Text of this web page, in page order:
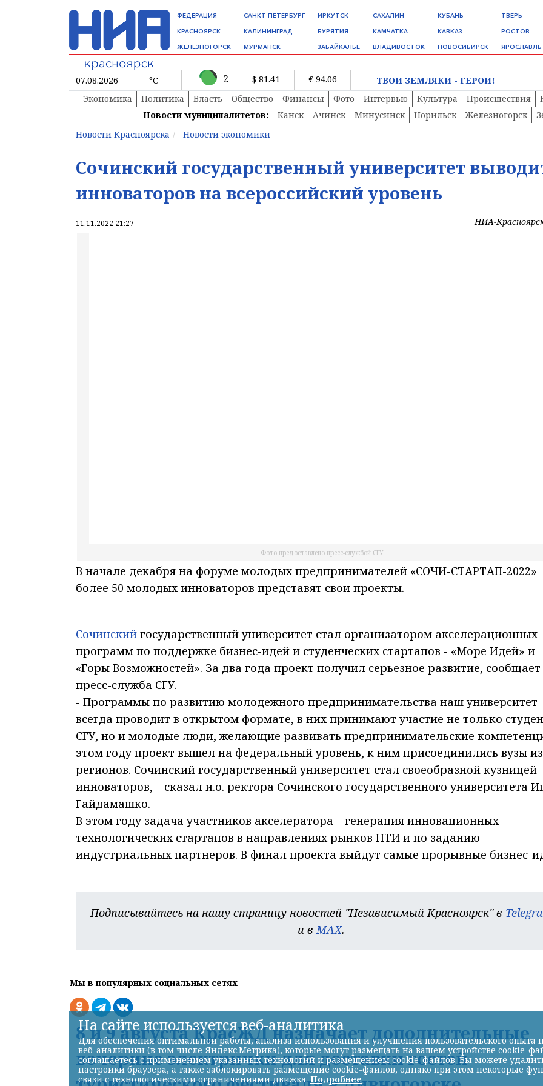
ФЕДЕРАЦИЯ
КРАСНОЯРСК
ЖЕЛЕЗНОГОРСК
САНКТ-ПЕТЕРБУРГ
КАЛИНИНГРАД
МУРМАНСК
ИРКУТСК
БУРЯТИЯ
ЗАБАЙКАЛЬЕ
САХАЛИН
КАМЧАТКА
ВЛАДИВОСТОК
КУБАНЬ
КАВКАЗ
НОВОСИБИРСК
ТВЕРЬ
РОСТОВ
ЯРОСЛАВЛЬ
07.08.2026 °C 2 $ 81.41 € 94.06
ТВОИ ЗЕМЛЯКИ - ГЕРОИ!
Экономика
Политика Власть Общество Финансы Фото Интервью Культура Происшествия
Новости муниципалитетов:
Канск Ачинск Минусинск Норильск Железногорск
Новости Красноярска
Новости экономики
Сочинский государственный университет
инноваторов на всероссийский уровень
11.11.2022 21:27 НИА-
Фото предоставлено пресс-службой СГУ
В начале декабря на форуме молодых предпринимателей «СОЧИ-СТАРТАП-2022»
более 50 молодых инноваторов представят свои проекты.
Сочинский государственный университет стал организатором акселерационных
программ по поддержке бизнес-идей и студенческих стартапов - «Море Идей» и
«Горы Возможностей». За два года проект получил серьезное развитие, сообщает
пресс-служба СГУ.
- Программы по развитию молодежного предпринимательства наш университет
всегда проводит в открытом формате, в них принимают участие не только
СГУ, но и молодые люди, желающие развивать предпринимательские
этом году проект вышел на федеральный уровень, к ним присоединились вузы из
регионов. Сочинский государственный университет стал своеобразной кузницей
инноваторов, – сказал и.о. ректора Сочинского государственного университета
Гайдамашко.
В этом году задача участников акселератора – генерация инновационных
технологических стартапов в направлениях рынков НТИ и по заданию
индустриальных партнеров. В финал проекта выйдут самые прорывные бизнес-
Подписывайтесь на нашу страницу новостей "Независимый Красноярск" в
и в MAX.
Мы в популярных социальных сетях
8 и 9 августа КрасЖД назначает дополнительные
вечерние электрички для доставки гостей
На сайте используется веб-аналитика
Для обеспечения оптимальной работы, анализа использования и улучшения пользовательского опыта
веб-аналитики (в том числе Яндекс.Метрика), которые могут размещать на вашем устройстве cookie-
соглашаетесь с применением указанных технологий и размещением cookie-файлов. Вы можете
настройки браузера, а также заблокировать размещение cookie-файлов, однако при этом некоторые
связи с технологическими ограничениями движка.Подробнее